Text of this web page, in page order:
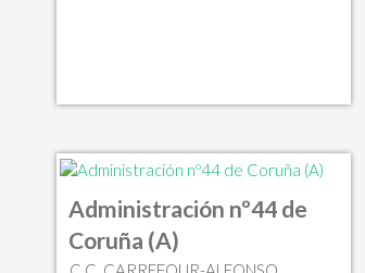
Administración nº44 de
Coruña (A)